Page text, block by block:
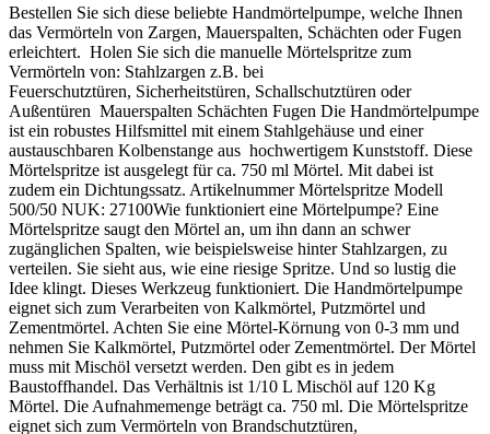
Bestellen Sie sich diese beliebte Handmörtelpumpe, welche Ihnen
das Vermörteln von Zargen, Mauerspalten, Schächten oder Fugen
erleichtert. Holen Sie sich die manuelle Mörtelspritze zum
Vermörteln von: Stahlzargen z.B. bei
Feuerschutztüren, Sicherheitstüren, Schallschutztüren oder
Außentüren Mauerspalten Schächten Fugen Die Handmörtelpumpe
ist ein robustes Hilfsmittel mit einem Stahlgehäuse und einer
austauschbaren Kolbenstange aus hochwertigem Kunststoff. Diese
Mörtelspritze ist ausgelegt für ca. 750 ml Mörtel. Mit dabei ist
zudem ein Dichtungssatz. Artikelnummer Mörtelspritze Modell
500/50 NUK: 27100Wie funktioniert eine Mörtelpumpe? Eine
Mörtelspritze saugt den Mörtel an, um ihn dann an schwer
zugänglichen Spalten, wie beispielsweise hinter Stahlzargen, zu
verteilen. Sie sieht aus, wie eine riesige Spritze. Und so lustig die
Idee klingt. Dieses Werkzeug funktioniert. Die Handmörtelpumpe
eignet sich zum Verarbeiten von Kalkmörtel, Putzmörtel und
Zementmörtel. Achten Sie eine Mörtel-Körnung von 0-3 mm und
nehmen Sie Kalkmörtel, Putzmörtel oder Zementmörtel. Der Mörtel
muss mit Mischöl versetzt werden. Den gibt es in jedem
Baustoffhandel. Das Verhältnis ist 1/10 L Mischöl auf 120 Kg
Mörtel. Die Aufnahmemenge beträgt ca. 750 ml. Die Mörtelspritze
eignet sich zum Vermörteln von Brandschutztüren,